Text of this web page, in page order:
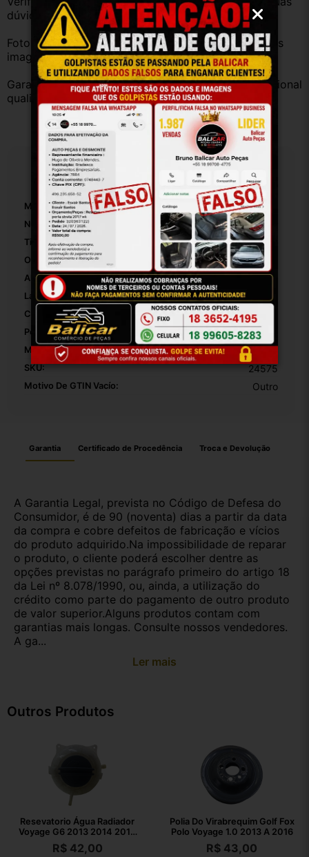
dúvidas no campo de perguntas!
Fotos reais do produto. Peça exatamente igual à das
imagens.
Garantia válida somente com instalação por profissional
qualificado.
Especificações
Marca: Gm
Número De Peça: 93326080
Tipo De Veículo: Carro/Caminhonete
Origem: Brasil
Altura Da Embalagem: 30
Largura Da Embalagem: 20
Comprimento Da Embalagem:
Peso Da Embalagem: 1000
Modelo: Corsa
SKU: 24575
Motivo De GTIN Vacío: Outro
Garantia Certificado de Procedência Troca e Devolução
A Garantia Legal, prevista no Código de Defesa do
Consumidor, é de 90 (noventa) dias a partir da data
da compra e cobre defeitos de fabricação e vícios
do produto adquirido.Na impossibilidade de reparar
o produto, o cliente poderá escolher dentre as
opções previstas no parágrafo primeiro do artigo 18
da Lei nº 8.078/1990, ou, ainda, a utilização do
crédito como parte do pagamento de outro produto
de valor superior.Alguns produtos contam com
garantias mais longas. Consulte nossos vendedores.
A ga...
Ler mais
Outros Produtos
Resevatorio Água Radiador
Voyage G6 2013 2014 2015
2016
R$42,00
Polia Do Virabrequim Golf Fox
Polo Voyage 1.0 2013 A 2016
R$ 43,00